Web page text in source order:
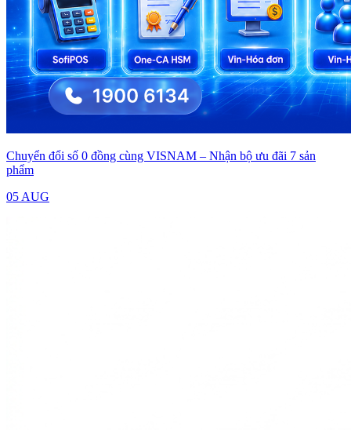
Chuyển đổi số 0 đồng cùng VISNAM – Nhận bộ ưu đãi 7 sản
phẩm
05 AUG